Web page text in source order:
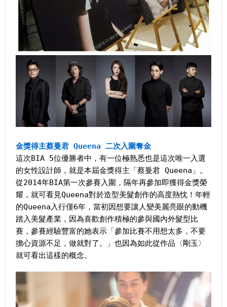
金獎得主蔡曼君 Queena 二次入圍奪金
這次BIA 5位優勝者中，有一位極熟悉也是這次唯一入選
的女性設計師，就是本屆金獎得主「蔡曼君 Queena」。
從2014年BIA第一次參賽入圍，隔年再參加即獲得金獎榮
耀，就可看見Queena對於造型美髮創作的高度熱忱！年輕
的Queena入行僅6年，當初因想要讓人變美麗亮眼的動機
踏入美髮產業，因為喜歡創作積極的參與國內外髮型比
賽，參賽經驗豐富的她表示「參加比賽不用想太多，不要
擔心資源不足，做就對了。」也因為如此從作品〈剛玉〉
就可看出這樣的概念。